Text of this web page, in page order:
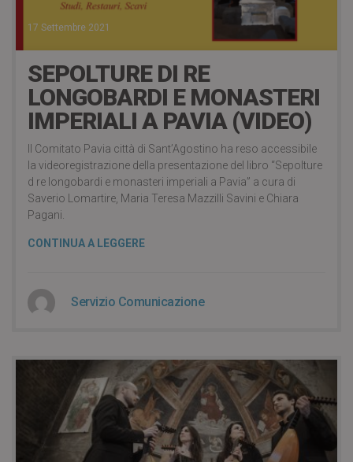
17 Settembre 2021
SEPOLTURE DI RE
LONGOBARDI E MONASTERI
IMPERIALI A PAVIA (VIDEO)
Il Comitato Pavia città di Sant’Agostino ha reso accessibile
la videoregistrazione della presentazione del libro “Sepolture
d re longobardi e monasteri imperiali a Pavia” a cura di
Saverio Lomartire, Maria Teresa Mazzilli Savini e Chiara
Pagani.
CONTINUA A LEGGERE
Servizio Comunicazione